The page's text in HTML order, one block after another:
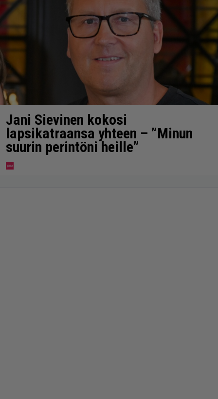
Jani Sievinen kokosi
lapsikatraansa yhteen – ”Minun
suurin perintöni heille”